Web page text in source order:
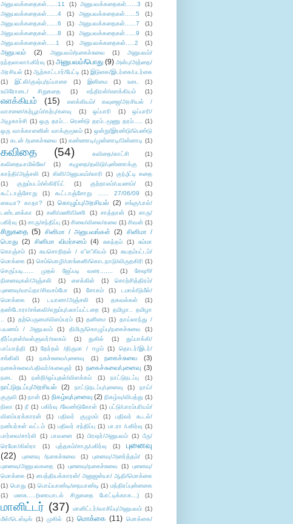
அனுபவக்கதைகள்......11
(1) அனுபவக்கதைகள்......3
(1)
அனுபவக்கதைகள்......4
(1) அனுபவக்கதைகள்......5
(1)
அனுபவக்கதைகள்......6
(1) அனுபவக்கதைகள்......7
(1)
அனுபவக்கதைகள்......8
(1) அனுபவக்கதைகள்......9
(1)
அனுபவக்கதைகள்.....1
(1) அனுபவக்கதைகள்.....2 (1)
அனுபவம் (2) அனுபவம்/நகைச்சுவை (1)
அனுபவம்/
நந்தலாலா/பகிர்வு (1) அனுபவம்/பொது (9) அன்பு/அத்தை/
அரசியல் (1) ஆற்காட்டார்/பேட்டி (1) இடுகை/இடர்கை/படர்கை
(1)
இட்லி/குஷ்பு/நப்பாசை (1) இனிமை (1) உடை
(1)
உயிரோடை/ சிறுகதை
(1) எந்திரன்/எளக்கியம் (1)
எளக்கியம் (15)
எளக்கியம்/ கவுஜை/அரசியல் /
வாசனை/கற்பூரம்/கற்பு/களவு
(1) ஒப்பாரி (1)
ஒப்பாரி/
அழுகாச்சி (1) ஒரு தரம்... ரெண்டு தரம்..மூணு தரம்..... (1)
ஒரு வாக்காளனின் வாக்குமூலம் (1) ஒன்று/இரண்டு/பெண்டு
(1) கடன் /நகைச்சுவை (1) கண்ணாடி/முன்னாடி/பின்னாடி (1)
கவிதை (54) கவிதை/காட்சி
(1)
கவிதையாமில்லே/
(1) கழுதை/தவிடு/புண்ணாக்கு
(1)
காந்தி/அஞ்சலி (1) கிளி/அனுபவம்/லாரி (1) கு(பு)ட்டி கதை
(1)
குறும்படம்/ஸ்கிரிப்ட் (1) குற்றாலம்/பயணம்/
(1)
கூட்டாஞ்சோறு
(1) கூட்டாஞ்சோறு ...... 27/06/09
(1)
கையா? காதா?
(1) கொழுப்பு/அரசியல் (2)
சங்கு/பால்/
டண்டனக்கா
(1) சனி/மணி/பிணி (1) சாத்தான் (1) சாரு/
பகிர்வு (1) சாரு/சந்திப்பு (1) சிலை/விலை/கலை (1) சிவன் (1)
சிறுகதை (5) சினிமா / அனுபவங்கள் (2)
சினிமா /
பொது (2) சினிமா விமர்சனம் (4) சுகந்தம் (1)
சும்மா
கொஞ்சம் (1) சுயசொறிதல் / எ”ள”கியம் (1) சுயதம்பட்டம்/
மொக்கை (1) செம்மொழி/மாங்கனி/கொடநாடு/விருதகிரி (1)
செருப்படி...... முதல் ஜேப்படி வரை.......
(1)
சேஷூ/
நினைவுகள்/அஞ்சலி
(1) சைக்கிள் (1)
சொற்சித்திரம்/
புனைவு/வாய்தா/சிவசம்போ
(1) சோகம் (1)
டமால்/டுமீல்/
மொக்கை
(1) டயானா/அஞ்சலி (1) தகவல்கள்
(1)
தண்டோரா/சங்கவி/எறும்பு/பலாப்பட்டறை (1) தமிழா.. தமிழா
.. (1) தற்பெருமை/விளம்பரம் (1) தனிமை (1) தாய்லாந்து /
பயணம் / அனுபவம்
(1) திமிரு/கொழுப்பு/நகைச்சுவை
(1)
தீர்ப்புகள்/வள்ளுவர்/உலகம்
(1) துகில் (1)
துப்பாக்கி/
பாப்பாத்தி
(1) தேர்தல் /திருமா / ஈழம் (1)
தொடர்/இடர்/
சங்கிலி
(1) நகச்சுவை/புனைவு (1) நகைச்சுவை (3)
நகைச்சுவை/பதிவர்/கலைஞர் (1) நகைச்சுவை/புனைவு (3)
நடை (1) நன்றி/ஒப்புதல்/விளக்கம் (1) நாட்டுநடப்பு (1)
நாட்டுநடப்பு/அரசியல் (2) நாட்டுநடப்பு/புனைவு (1)
நாய்/
குருவி (1) நான் (1) நிகழ்வு/புனைவு (2) நிகழ்வு/விபத்து (1)
நிலா (1) நீ (1) பகிர்வு /வேண்டுகோள் (1) பட்டு/பாரம்பரியம்/
விளம்பரக்காரன்
(1) பதிவர் குழுமம் (1)
பதிவர் கூடல்/
நண்பர்கள் வட்டம் (1) பதிவர் சந்திப்பு (1) பா.ரா /பகிர்வு (1)
பார்வை/சார்லி
(1) பாவனை (1) பிரஷர்/அனுபவம் (1) பீரு/
ரெமோ/கிஸ்ரா
(1) புத்தகம்/சாரு/பகிர்வு (1)
புனைவு
(22)
புனைவு /நகைச்சுவை (1) புனைவு/அனர்த்தம்/
(1)
புனைவு/அனுபவகதை (1) புனைவு/நகைச்சுவை (1) புனைவு/
மொக்கை (1) பைத்தியக்காரன்/ அனுஜன்யா/ ஆதி/மொக்கை
(1) பொது (1) பொய்யாண்டி/நையாண்டி (1) மந்திரப்புன்னகை
(1)
மனசு.....(உரையாடல் சிறுகதை போட்டிக்காக...) (1)
மானிட்டர் (37) மானிட்டர்/வாசிப்பு/அனுபவம் (1)
மீள்/டெஸ்டிங் (1) முகில் (1) மொக்கை (11) மொக்கை/